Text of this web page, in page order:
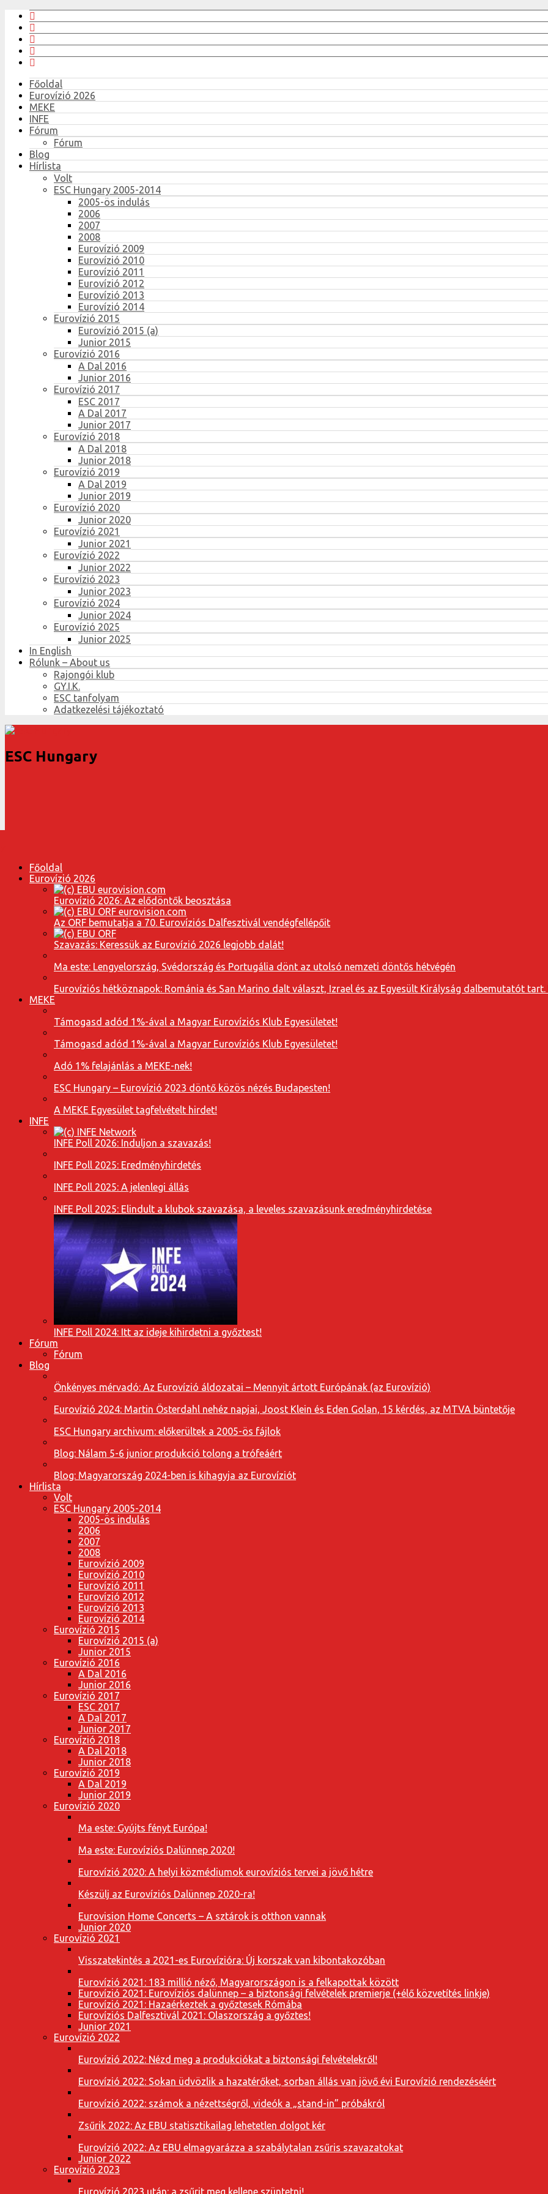
Főoldal
Eurovízió 2026
MEKE
INFE
Fórum
Fórum
Blog
Hírlista
Volt
ESC Hungary 2005-2014
2005-ös indulás
2006
2007
2008
Eurovízió 2009
Eurovízió 2010
Eurovízió 2011
Eurovízió 2012
Eurovízió 2013
Eurovízió 2014
Eurovízió 2015
Eurovízió 2015 (a)
Junior 2015
Eurovízió 2016
A Dal 2016
Junior 2016
Eurovízió 2017
ESC 2017
A Dal 2017
Junior 2017
Eurovízió 2018
A Dal 2018
Junior 2018
Eurovízió 2019
A Dal 2019
Junior 2019
Eurovízió 2020
Junior 2020
Eurovízió 2021
Junior 2021
Eurovízió 2022
Junior 2022
Eurovízió 2023
Junior 2023
Eurovízió 2024
Junior 2024
Eurovízió 2025
Junior 2025
In English
Rólunk – About us
Rajongói klub
GY.I.K.
ESC tanfolyam
Adatkezelési tájékoztató
ESC Hungary
Főoldal
Eurovízió 2026
Eurovízió 2026: Az elődöntők beosztása
Az ORF bemutatja a 70. Eurovíziós Dalfesztivál vendégfellépőit
Szavazás: Keressük az Eurovízió 2026 legjobb dalát!
Ma este: Lengyelország, Svédország és Portugália dönt az utolsó nemzeti döntős hétvégén
Eurovíziós hétköznapok: Románia és San Marino dalt választ, Izrael és az Egyesült Királyság dalbemutatót tart.
MEKE
Támogasd adód 1%-ával a Magyar Eurovíziós Klub Egyesületet!
Támogasd adód 1%-ával a Magyar Eurovíziós Klub Egyesületet!
Adó 1% felajánlás a MEKE-nek!
ESC Hungary – Eurovízió 2023 döntő közös nézés Budapesten!
A MEKE Egyesület tagfelvételt hirdet!
INFE
INFE Poll 2026: Induljon a szavazás!
INFE Poll 2025: Eredményhirdetés
INFE Poll 2025: A jelenlegi állás
INFE Poll 2025: Elindult a klubok szavazása, a leveles szavazásunk eredményhirdetése
INFE Poll 2024: Itt az ideje kihirdetni a győztest!
Fórum
Fórum
Blog
Önkényes mérvadó: Az Eurovízió áldozatai – Mennyit ártott Európának (az Eurovízió)
Eurovízió 2024: Martin Österdahl nehéz napjai, Joost Klein és Eden Golan, 15 kérdés, az MTVA büntetője
ESC Hungary archivum: előkerültek a 2005-ös fájlok
Blog: Nálam 5-6 junior produkció tolong a trófeáért
Blog: Magyarország 2024-ben is kihagyja az Eurovíziót
Hírlista
Volt
ESC Hungary 2005-2014
2005-ös indulás
2006
2007
2008
Eurovízió 2009
Eurovízió 2010
Eurovízió 2011
Eurovízió 2012
Eurovízió 2013
Eurovízió 2014
Eurovízió 2015
Eurovízió 2015 (a)
Junior 2015
Eurovízió 2016
A Dal 2016
Junior 2016
Eurovízió 2017
ESC 2017
A Dal 2017
Junior 2017
Eurovízió 2018
A Dal 2018
Junior 2018
Eurovízió 2019
A Dal 2019
Junior 2019
Eurovízió 2020
Ma este: Gyújts fényt Európa!
Ma este: Eurovíziós Dalünnep 2020!
Eurovízió 2020: A helyi közmédiumok eurovíziós tervei a jövő hétre
Készülj az Eurovíziós Dalünnep 2020-ra!
Eurovision Home Concerts – A sztárok is otthon vannak
Junior 2020
Eurovízió 2021
Visszatekintés a 2021-es Eurovízióra: Új korszak van kibontakozóban
Eurovízió 2021: 183 millió néző, Magyarországon is a felkapottak között
Eurovízió 2021: Eurovíziós dalünnep – a biztonsági felvételek premierje (+élő közvetítés linkje)
Eurovízió 2021: Hazaérkeztek a győztesek Rómába
Eurovíziós Dalfesztivál 2021: Olaszország a győztes!
Junior 2021
Eurovízió 2022
Eurovízió 2022: Nézd meg a produkciókat a biztonsági felvételekről!
Eurovízió 2022: Sokan üdvözlik a hazatérőket, sorban állás van jövő évi Eurovízió rendezéséért
Eurovízió 2022: számok a nézettségről, videók a „stand-in” próbákról
Zsűrik 2022: Az EBU statisztikailag lehetetlen dolgot kér
Eurovízió 2022: Az EBU elmagyarázza a szabálytalan zsűris szavazatokat
Junior 2022
Eurovízió 2023
Eurovízió 2023 után: a zsűrit meg kellene szüntetni!